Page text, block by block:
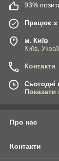
93%
Працює з
м. Київ
Київ,
Контакти
Сьогодні
Показати
Про нас
Контакти